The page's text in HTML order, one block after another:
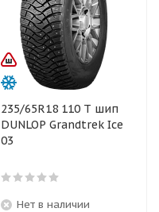
235/65R18 110 T шип
DUNLOP Grandtrek Ice
03
Нет в наличии